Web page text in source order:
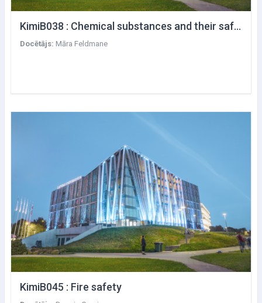
KimiB038 : Chemical substances and their safety
Docētājs: Māra Feldmane
KimiB045 : Fire safety